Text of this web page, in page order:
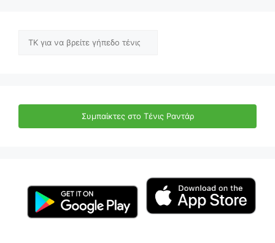
Αναζήτηση
Συμπαίκτες στο Τένις Ραντάρ